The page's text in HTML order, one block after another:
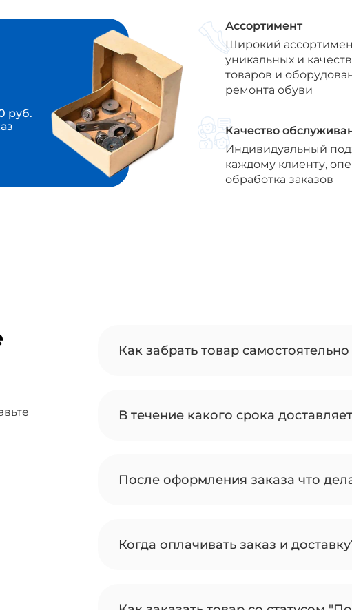
руб.
Ассортимент
Широкий
уникальных и
товаров и
ремонта обуви
Качество
Индивидуальный
каждому клиенту,
обработка заказов
Как забрать товар самостоятельно
В течение какого срока
После оформления заказа что
Когда оплачивать заказ и